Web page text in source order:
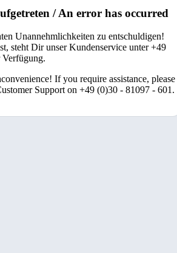
/ An error has occurred
Unannehmlichkeiten zu entschuldigen!
steht Dir unser Kundenservice unter +49
If you require assistance, please
Support on +49 (0)30 - 81097 - 601.